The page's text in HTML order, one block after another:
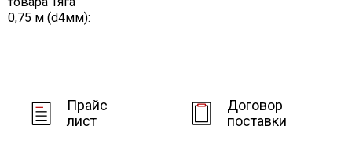
0,75 м (d4мм):
Прайс
лист
Договор
поставки